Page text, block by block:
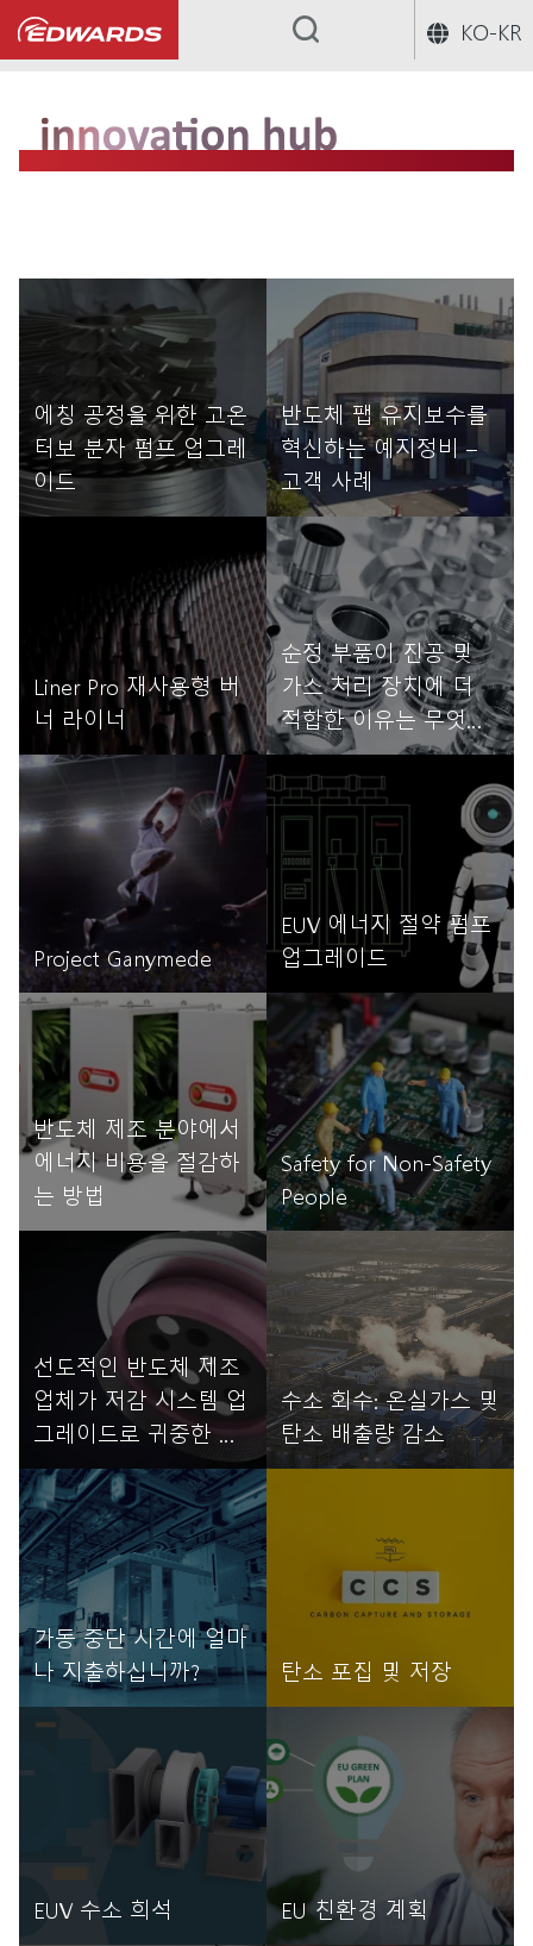
KO-KR
...
에칭 공정을 위한 고온
터보 분자 펌프 업그레
이드
반도체 팹 유지보수를
혁신하는 예지정비 –
고객 사례
자세히 읽기
Liner Pro 재사용형 버
너 라이너
순정 부품이 진공 및
가스 처리 장치에 더
적합한 이유는 무엇일
까요?
자세히 읽기
Project Ganymede
자세히 읽기
EUV 에너지 절약 펌프
업그레이드
자세히 읽기
반도체 제조 분야에서
에너지 비용을 절감하
는 방법
자세히 읽기
Safety for Non-Safety
People
자세히 읽기
선도적인 반도체 제조
업체가 저감 시스템 업
그레이드로 귀중한 생
산 시간을 절약한 방법
자세히 읽기
수소 회수: 온실가스 및
탄소 배출량 감소
가동 중단 시간에 얼마
나 지출하십니까?
탄소 포집 및 저장
자세히 읽기
EUV 수소 희석 EU 친환경 계획